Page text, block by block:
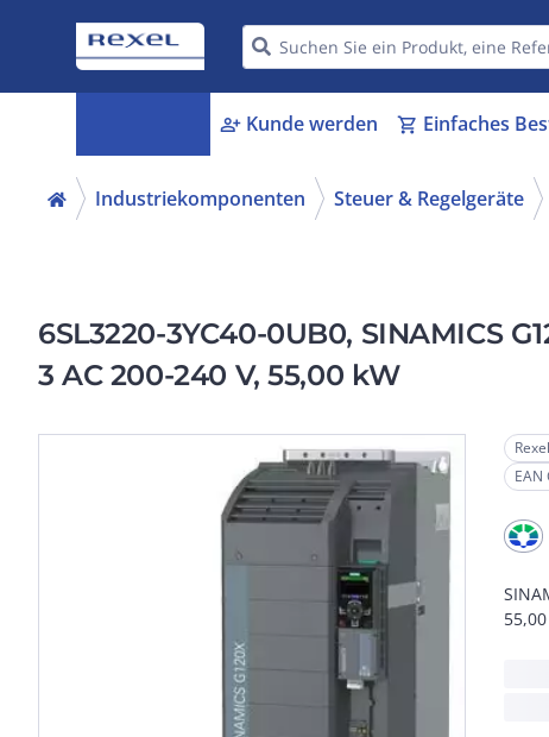
person_add Kunde werden shopping_cart Einfaches
Industriekomponenten Steuer & Regelgeräte
6SL3220-3YC40-0UB0, SINAMICS
3 AC 200-240 V, 55,00 kW
EAN